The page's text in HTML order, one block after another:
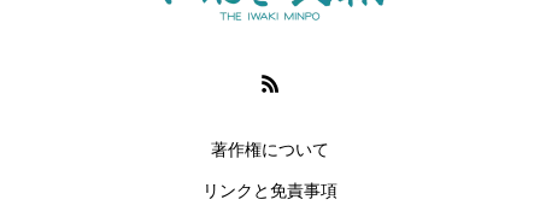
著作権について
リンクと免責事項